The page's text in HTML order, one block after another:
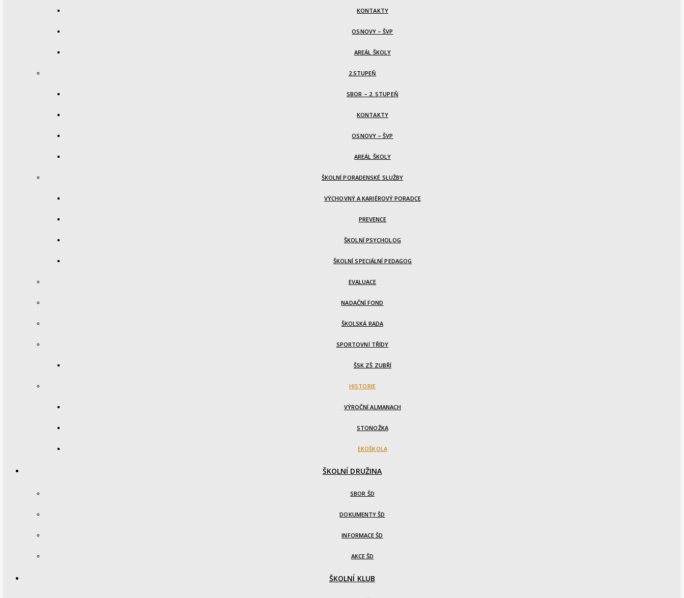
KONTAKTY
OSNOVY – ŠVP
AREÁL ŠKOLY
2.STUPEŇ
SBOR – 2. STUPEŇ
KONTAKTY
OSNOVY – ŠVP
AREÁL ŠKOLY
ŠKOLNÍ PORADENSKÉ SLUŽBY
VÝCHOVNÝ A KARIÉROVÝ PORADCE
PREVENCE
ŠKOLNÍ PSYCHOLOG
ŠKOLNÍ SPECIÁLNÍ PEDAGOG
EVALUACE
NADAČNÍ FOND
ŠKOLSKÁ RADA
SPORTOVNÍ TŘÍDY
ŠSK ZŠ ZUBŘÍ
HISTORIE
VÝROČNÍ ALMANACH
STONOŽKA
EKOŠKOLA
ŠKOLNÍ DRUŽINA
SBOR ŠD
DOKUMENTY ŠD
INFORMACE ŠD
AKCE ŠD
ŠKOLNÍ KLUB